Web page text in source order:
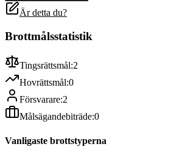
Är detta du?
Brottmålsstatistik
Tingsrättsmål:2
Hovrättsmål:0
Försvarare:2
Målsägandebiträde:0
Vanligaste brottstyperna